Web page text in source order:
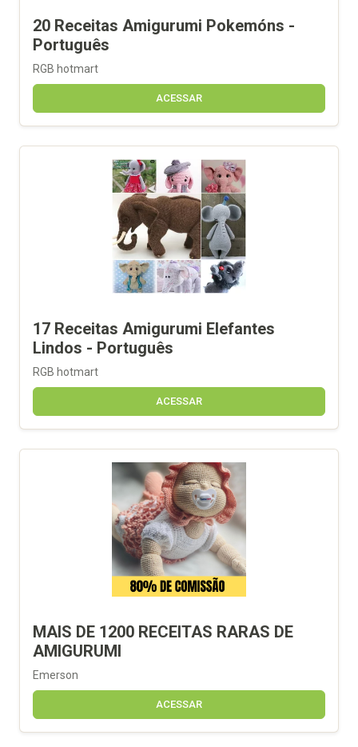
20 Receitas Amigurumi Pokemóns -
Português
RGB hotmart
ACESSAR
17 Receitas Amigurumi Elefantes
Lindos - Português
RGB hotmart
ACESSAR
MAIS DE 1200 RECEITAS RARAS DE
AMIGURUMI
Emerson
ACESSAR